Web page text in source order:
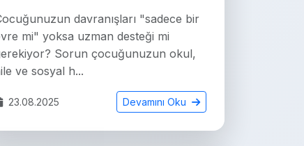
davranışları "sadece bir
mi" yoksa uzman desteği mi
Sorun çocuğunuzun okul,
ve sosyal h...
23.08.2025 Devamını Oku